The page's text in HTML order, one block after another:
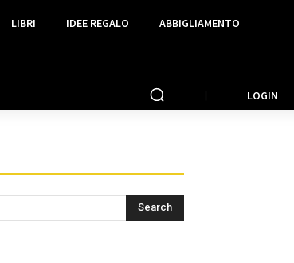
LIBRI IDEE REGALO ABBIGLIAMENTO
LOGIN